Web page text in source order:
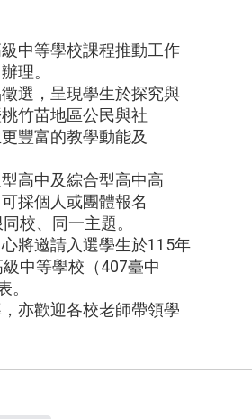
中等學校課程推動工作
理。
選，呈現學生於探究與
竹苗地區公民與社
豐富的教學動能及
高中及綜合型高中高
採個人或團體報名
校、同一主題。
將邀請入選學生於115年
中等學校（407臺中
。
亦歡迎各校老師帶領學